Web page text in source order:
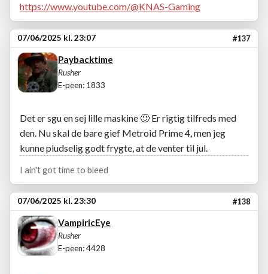
https://www.youtube.com/@KNAS-Gaming
07/06/2025 kl. 23:07 #137
Paybacktime
Rusher
E-peen: 1833
Det er sgu en sej lille maskine 🙂 Er rigtig tilfreds med
den. Nu skal de bare gief Metroid Prime 4, men jeg
kunne pludselig godt frygte, at de venter til jul.
I ain't got time to bleed
07/06/2025 kl. 23:30 #138
VampiricEye
Rusher
E-peen: 4428